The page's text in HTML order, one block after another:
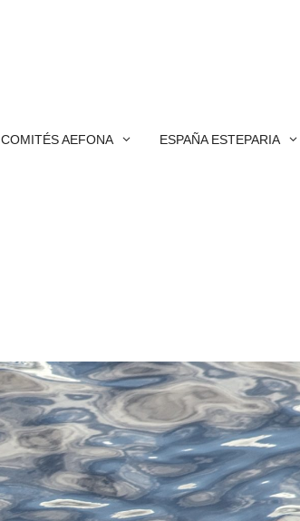
COMITÉS AEFONA ESPAÑA ESTEPARIA